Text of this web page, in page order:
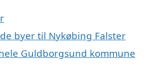
byer til Nykøbing Falster
Guldborgsund kommune